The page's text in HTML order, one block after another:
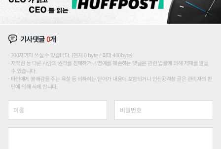
기사댓글0개
200자까지 쓰실 수 있습니다. (현재 0 byte / 최대 400byte)
저작권 등 다른 사람의 권리를 침해하거나 명예를 훼손하는 댓글은 관련 법률에 의해 제재를 받을
수 있습니다.
타인에게 불쾌감을 주는 욕설 등 비하하는 단어가 내용에 포함되거나 인신공격성 글은 관리자의 판
단에 의해 삭제 합니다.